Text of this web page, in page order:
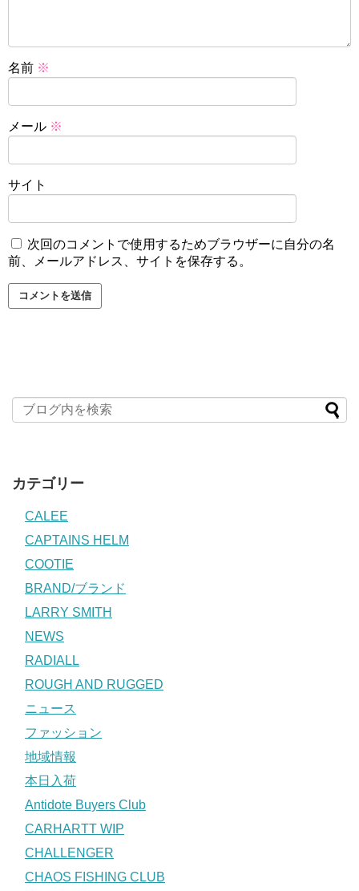
名前 ※
メール ※
サイト
次回のコメントで使用するためブラウザーに自分の名
前、メールアドレス、サイトを保存する。
カテゴリー
CALEE
CAPTAINS HELM
COOTIE
BRAND/ブランド
LARRY SMITH
NEWS
RADIALL
ROUGH AND RUGGED
ニュース
ファッション
地域情報
本日入荷
Antidote Buyers Club
CARHARTT WIP
CHALLENGER
CHAOS FISHING CLUB